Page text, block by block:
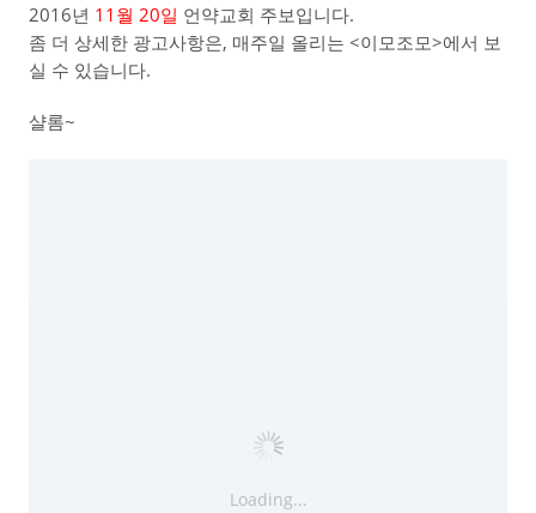
2016년 11월 20일 언약교회 주보입니다.
좀 더 상세한 광고사항은, 매주일 올리는 <이모조모>에서 보
실 수 있습니다.
샬롬~
Loading...